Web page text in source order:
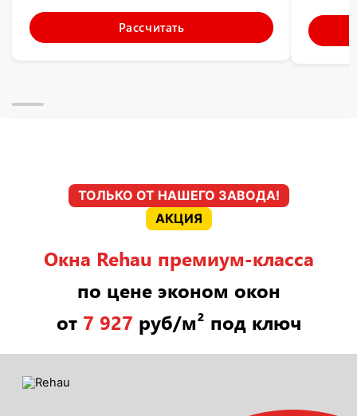
Рассчитать
АКЦИЯ
ТОЛЬКО ОТ НАШЕГО ЗАВОДА!
Окна Rehau премиум-класса
по цене эконом окон
от 7 927 руб/м² под ключ